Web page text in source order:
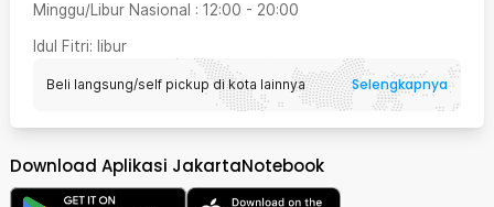
Minggu/Libur Nasional : 12:00 - 20:00
Idul Fitri: libur
Beli langsung/self pickup di kota lainnya Selengkapnya
Download Aplikasi JakartaNotebook